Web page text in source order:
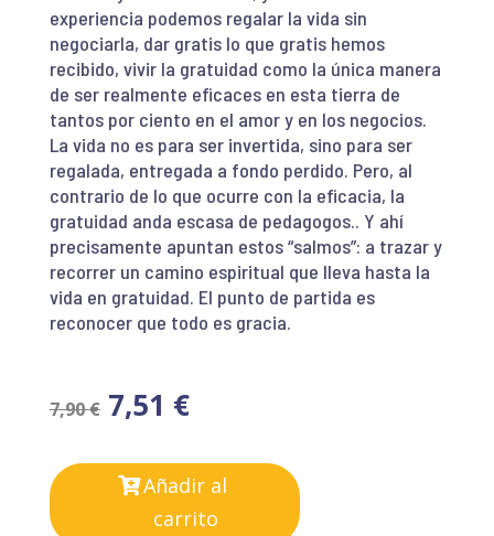
experiencia podemos regalar la vida sin
negociarla, dar gratis lo que gratis hemos
recibido, vivir la gratuidad como la única manera
de ser realmente eficaces en esta tierra de
tantos por ciento en el amor y en los negocios.
La vida no es para ser invertida, sino para ser
regalada, entregada a fondo perdido. Pero, al
contrario de lo que ocurre con la eficacia, la
gratuidad anda escasa de pedagogos.. Y ahí
precisamente apuntan estos “salmos”: a trazar y
recorrer un camino espiritual que lleva hasta la
vida en gratuidad. El punto de partida es
reconocer que todo es gracia.
7,90€ 7,51 €
Añadir al
carrito